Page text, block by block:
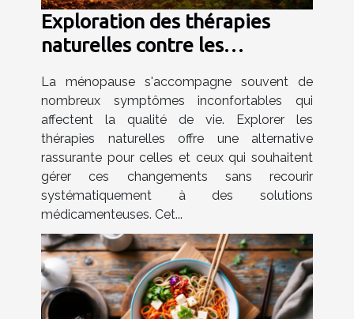
Exploration des thérapies
naturelles contre les
La ménopause s'accompagne souvent de
nombreux symptômes inconfortables qui
affectent la qualité de vie. Explorer les
thérapies naturelles offre une alternative
rassurante pour celles et ceux qui souhaitent
gérer ces changements sans recourir
systématiquement à des solutions
médicamenteuses. Cet...